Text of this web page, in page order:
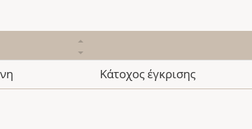
Κάτοχος έγκρισης